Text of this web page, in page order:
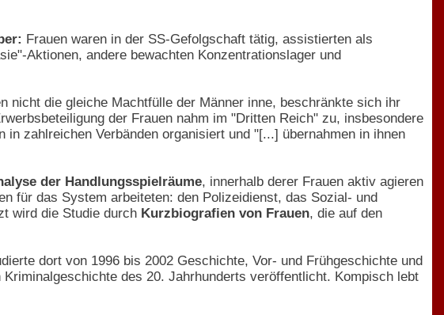
Frauen waren in der SS-Gefolgschaft tätig, assistierten als
Aktionen, andere bewachten Konzentrationslager und
nicht die gleiche Machtfülle der Männer inne, beschränkte sich ihr
der Frauen nahm im "Dritten Reich" zu, insbesondere
in zahlreichen Verbänden organisiert und "[...] übernahmen in ihnen
der Handlungsspielräume, innerhalb derer Frauen aktiv agieren
für das System arbeiteten: den Polizeidienst, das Sozial- und
wird die Studie durch Kurzbiografien von Frauen, die auf den
dort von 1996 bis 2002 Geschichte, Vor- und Frühgeschichte und
des 20. Jahrhunderts veröffentlicht. Kompisch lebt